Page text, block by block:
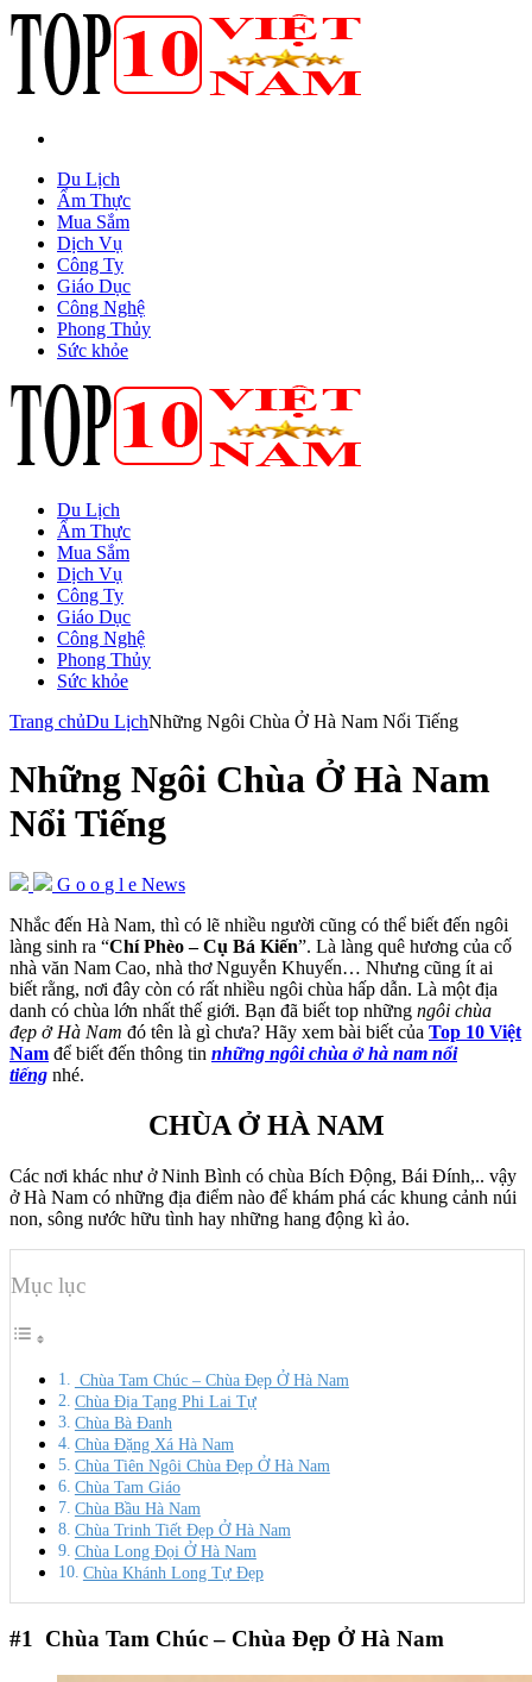
Du Lịch
Ẩm Thực
Mua Sắm
Dịch Vụ
Công Ty
Giáo Dục
Công Nghệ
Phong Thủy
Sức khỏe
Du Lịch
Ẩm Thực
Mua Sắm
Dịch Vụ
Công Ty
Giáo Dục
Công Nghệ
Phong Thủy
Sức khỏe
Trang chủDu LịchNhững Ngôi Chùa Ở Hà Nam Nổi Tiếng
Những Ngôi Chùa Ở Hà Nam
Nổi Tiếng
G o o g l e News
Nhắc đến Hà Nam, thì có lẽ nhiều người cũng có thể biết đến ngôi
làng sinh ra “Chí Phèo – Cụ Bá Kiến”. Là làng quê hương của cố
nhà văn Nam Cao, nhà thơ Nguyễn Khuyến… Nhưng cũng ít ai
biết rằng, nơi đây còn có rất nhiều ngôi chùa hấp dẫn. Là một địa
danh có chùa lớn nhất thế giới. Bạn đã biết top những ngôi chùa
đẹp ở Hà Nam đó tên là gì chưa? Hãy xem bài biết của Top 10 Việt
Nam để biết đến thông tin những ngôi chùa ở hà nam nổi
tiếng nhé.
CHÙA Ở HÀ NAM
Các nơi khác như ở Ninh Bình có chùa Bích Động, Bái Đính,.. vậy
ở Hà Nam có những địa điểm nào để khám phá các khung cảnh núi
non, sông nước hữu tình hay những hang động kì ảo.
Mục lục
Chùa Tam Chúc – Chùa Đẹp Ở Hà Nam
Chùa Địa Tạng Phi Lai Tự
Chùa Bà Đanh
Chùa Đặng Xá Hà Nam
Chùa Tiên Ngôi Chùa Đẹp Ở Hà Nam
Chùa Tam Giáo
Chùa Bầu Hà Nam
Chùa Trinh Tiết Đẹp Ở Hà Nam
Chùa Long Đọi Ở Hà Nam
Chùa Khánh Long Tự Đẹp
#1 Chùa Tam Chúc – Chùa Đẹp Ở Hà Nam